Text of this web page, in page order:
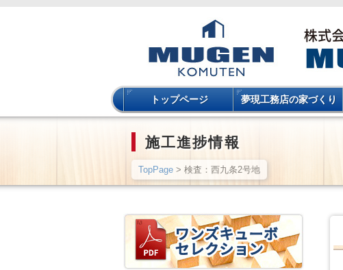
トップページ 夢現工務店の家づくり
施工進捗情報
TopPage > 検査：西九条2号地